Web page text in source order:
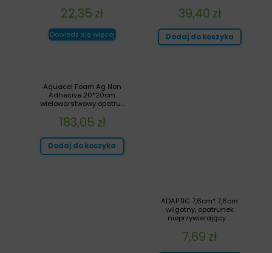
39,40 zł
Dodaj do koszyka
22,35 zł
Dowiedz się więcej
Aquacel Foam Ag Non
Adhesive 20*20cm
wielowarstwowy opatru...
183,05 zł
Dodaj do koszyka
ADAPTIC 7,6cm* 7,6cm
wilgotny, opatrunek
nieprzywierający ...
7,69 zł